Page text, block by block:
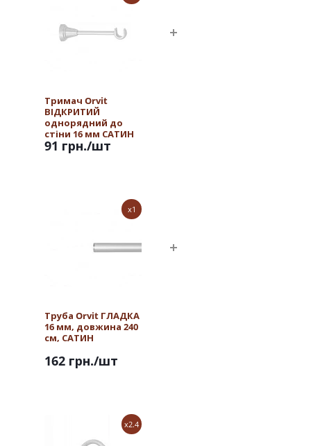
Тримач Orvit
ВІДКРИТИЙ
однорядний до
стіни 16 мм САТИН
91 грн./шт
x1
Труба Orvit ГЛАДКА
16 мм, довжина 240
см, САТИН
162 грн./шт
x2.4